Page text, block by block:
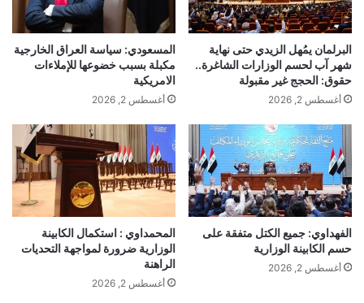
البرلمان يمُهل الزيدي حتى نهاية
شهر آب لحسم الوزارات الشاغرة..
حقوق: الحجج غير مقبولة
أغسطس 2, 2026
المسعودي: سياسة العراق الخارجية
مكبلة بسبب خضوعها للإملاءات
الامريكية
أغسطس 2, 2026
الفهداوي: جميع الكتل متفقة على
حسم الكابينة الوزارية
أغسطس 2, 2026
المحمداوي : استكمال الكابينة
الوزارية ضرورة لمواجهة التحديات
الراهنة
أغسطس 2, 2026